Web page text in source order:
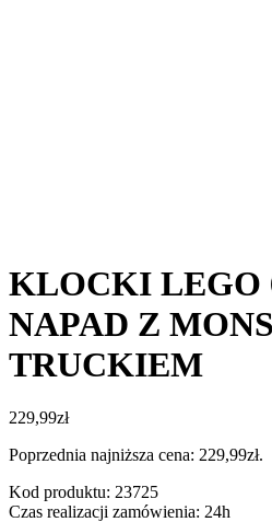
KLOCKI LEGO
NAPAD Z
TRUCKIEM
229,99zł
Poprzednia najniższa cena: 229,99zł.
Kod produktu: 23725
Czas realizacji zamówienia: 24h